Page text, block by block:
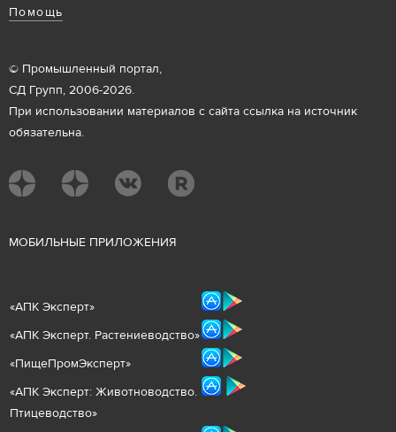
Помощь
© Промышленный портал,
СД Групп, 2006-2026.
При использовании материалов с сайта ссылка на источник
обязательна.
МОБИЛЬНЫЕ ПРИЛОЖЕНИЯ
«АПК Эксперт»
«АПК Эксперт. Растениеводство»
«ПищеПромЭксперт»
«АПК Эксперт: Животноводство.
Птицеводство»